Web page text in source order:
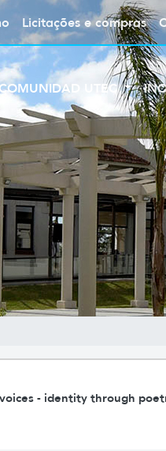
Licitações e compras
UTEC
- identity through